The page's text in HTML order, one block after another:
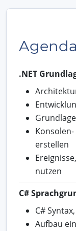
.NET
erstellen
nutzen
C#
C#
Aufbau